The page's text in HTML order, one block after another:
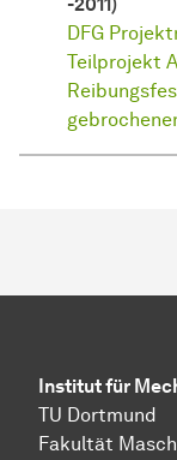
DFG
Teilprojekt
Institut für
TU Dortmund
Fakultät